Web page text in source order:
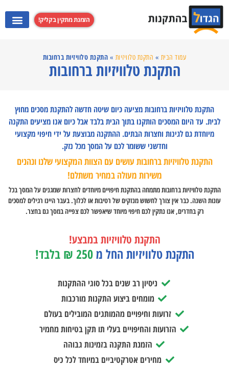
הזמנת מתקין בקליק!
עמוד הבית » התקנת טלוויזיות » התקנת טלוויזיות ברחובות
התקנת טלוויזיות ברחובות
התקנת טלוויזיות ברחובות מציעה כיום שיטה חדשה להתקנת מסכים מחוץ
לבית. עד היום המסכים הותקנו בתוך הבית בלבד אבל כיום אנו מציעים התקנה
מיוחדת גם לגינות וחצרות הבתים. ההתקנה מבוצעת על ידי חיפוי מקצועי
וחדשני ששומר לכם על המסך מכל נזק.
התקנת טלוויזיות ברחובות עושים עם הצוות המקצועי שלנו ונהנים
משירות מעולה במחיר משתלם!
התקנת טלוויזיות ברחובות מתמחה בהתקנת חיפויים מיוחדים לחצרות שמגנים על המסך בכל
עונות השנה. כבר אין צורך לחשוש מנזקים של רטיבות או לכלוך. בעבר היינו רגילים למסכים
רק בחדרים, אנו נתקין לכם חיפוי מיוחד שיאפשר לכם צפייה במסך גם בחצר.
התקנת טלוויזיות במבצע!
התקנת טלוויזיות החל מ250 ₪ בלבד!
ניסיון רב שנים בכל סוגי ההתקנות
מומחים ביצוע התקנות מורכבות
זרועות וחיפויים מהמותגים המובילים בעולם
הזרועות והחיפויים בעלי תו תקן בטיחות מחמיר
הזמנת התקנה בזמינות גבוהה
מחירים אטרקטיביים במיוחד לכל כיס